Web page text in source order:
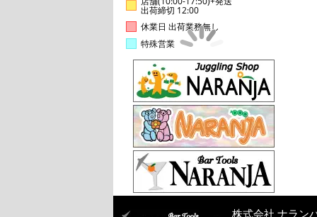
出荷締切 12:00
休業日 出荷業務無し
特殊営業
株式会社 ナラン